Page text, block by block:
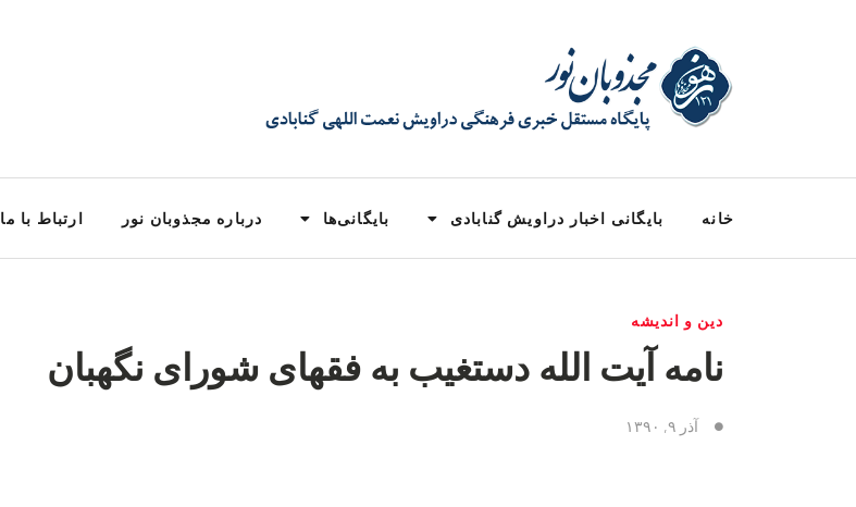
خانه بایگانی اخبار دراویش گنابادی بایگانی‌ها درباره مجذوبان نور ارتباط با ما
دین و اندیشه
نامه آیت الله دستغیب به فقهای شورای نگهبان
آذر ۹, ۱۳۹۰